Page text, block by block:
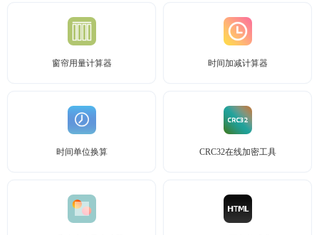
窗帘用量计算器 时间加减计算器
时间单位换算 CRC32在线加密工具